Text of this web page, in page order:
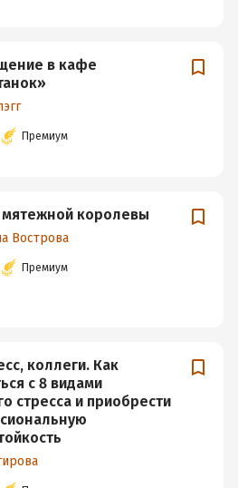
в кафе
Премиум
королевы
Вострова
Премиум
коллеги. Как
с 8 видами
стресса и приобрести